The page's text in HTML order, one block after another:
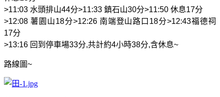
>11:03 水頭排山44分>11:33 鎮石山30分>11:50 休息17分
>12:08 薯園山18分>12:26 南端登山路口 18分>12:43福德祠
17分
>13:16 回到停車場33分,共計約4小時38分,含休息~
路線圖~